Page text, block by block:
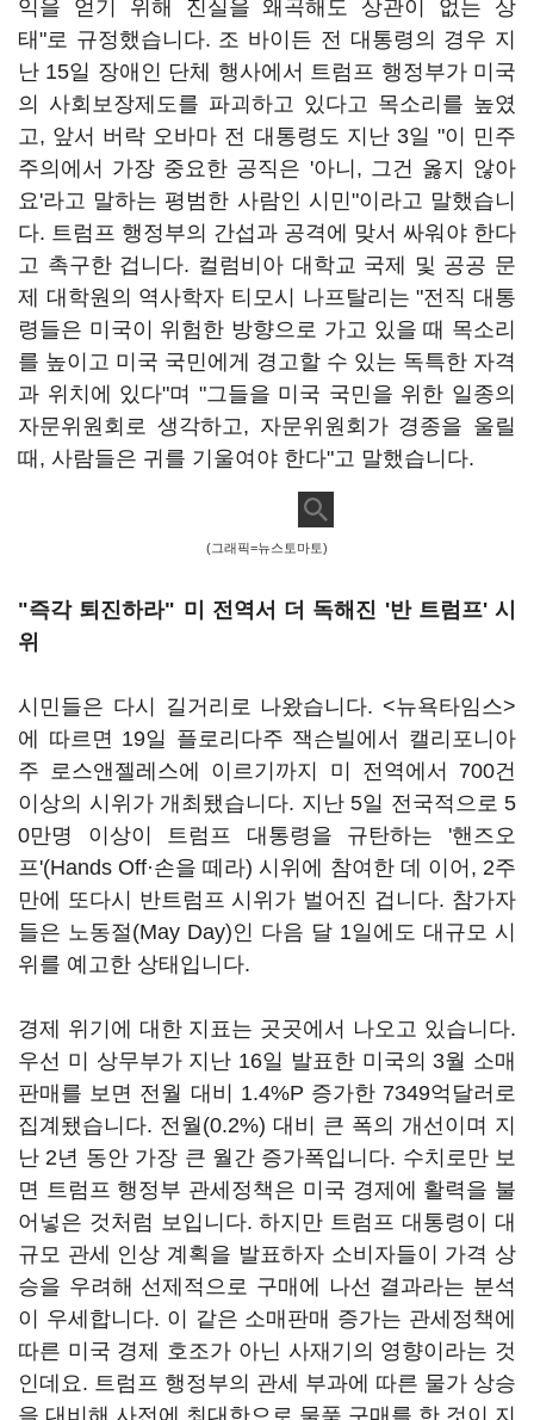
익을 얻기 위해 진실을 왜곡해도 상관이 없는 상
태"로 규정했습니다. 조 바이든 전 대통령의 경우 지
난 15일 장애인 단체 행사에서 트럼프 행정부가 미국
의 사회보장제도를 파괴하고 있다고 목소리를 높였
고, 앞서 버락 오바마 전 대통령도 지난 3일 "이 민주
주의에서 가장 중요한 공직은 '아니, 그건 옳지 않아
요'라고 말하는 평범한 사람인 시민"이라고 말했습니
다. 트럼프 행정부의 간섭과 공격에 맞서 싸워야 한다
고 촉구한 겁니다. 컬럼비아 대학교 국제 및 공공 문
제 대학원의 역사학자 티모시 나프탈리는 "전직 대통
령들은 미국이 위험한 방향으로 가고 있을 때 목소리
를 높이고 미국 국민에게 경고할 수 있는 독특한 자격
과 위치에 있다"며 "그들을 미국 국민을 위한 일종의
자문위원회로 생각하고, 자문위원회가 경종을 울릴
때, 사람들은 귀를 기울여야 한다"고 말했습니다.
(그래픽=뉴스토마토)
"즉각 퇴진하라" 미 전역서 더 독해진 '반 트럼프' 시
위
시민들은 다시 길거리로 나왔습니다. <뉴욕타임스>
에 따르면 19일 플로리다주 잭슨빌에서 캘리포니아
주 로스앤젤레스에 이르기까지 미 전역에서 700건
이상의 시위가 개최됐습니다. 지난 5일 전국적으로 5
0만명 이상이 트럼프 대통령을 규탄하는 '핸즈오
프'(Hands Off·손을 떼라) 시위에 참여한 데 이어, 2주
만에 또다시 반트럼프 시위가 벌어진 겁니다. 참가자
들은 노동절(May Day)인 다음 달 1일에도 대규모 시
위를 예고한 상태입니다.
경제 위기에 대한 지표는 곳곳에서 나오고 있습니다.
우선 미 상무부가 지난 16일 발표한 미국의 3월 소매
판매를 보면 전월 대비 1.4%P 증가한 7349억달러로
집계됐습니다. 전월(0.2%) 대비 큰 폭의 개선이며 지
난 2년 동안 가장 큰 월간 증가폭입니다. 수치로만 보
면 트럼프 행정부 관세정책은 미국 경제에 활력을 불
어넣은 것처럼 보입니다. 하지만 트럼프 대통령이 대
규모 관세 인상 계획을 발표하자 소비자들이 가격 상
승을 우려해 선제적으로 구매에 나선 결과라는 분석
이 우세합니다. 이 같은 소매판매 증가는 관세정책에
따른 미국 경제 호조가 아닌 사재기의 영향이라는 것
인데요. 트럼프 행정부의 관세 부과에 따른 물가 상승
을 대비해 사전에 최대한으로 물품 구매를 한 것이 지